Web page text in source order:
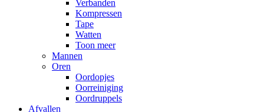
Verbanden
Kompressen
Tape
Watten
Toon meer
Mannen
Oren
Oordopjes
Oorreiniging
Oordruppels
Afvallen